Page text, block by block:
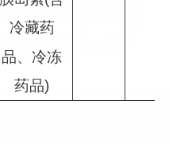
冷藏药
品、冷冻
药品)